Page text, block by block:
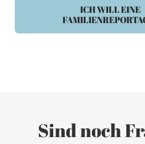
ICH WILL EINE
Sind noch